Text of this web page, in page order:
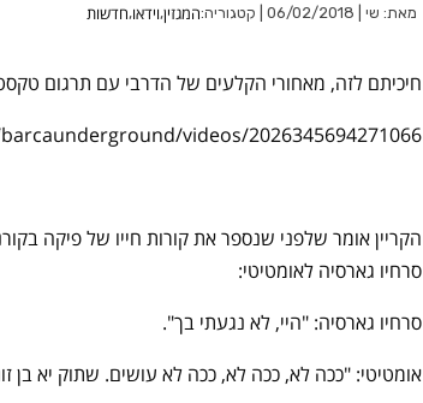
מאת: שי | 06/02/2018 | קטגוריה: המגזין,וידאו,חדשות
חיכיתם לזה, מאחורי הקלעים של הדרבי עם תרגום
videos/2026345694271066/
הקריין אומר שלפני שנספר את קורות חייו של פיקה
סרחיו גארסיה לאומטיטי:
סרחיו גארסיה: "היי, לא נגעתי בך".
אומטיטי: "ככה לא, ככה לא, ככה לא עושים. שתוק יא בן